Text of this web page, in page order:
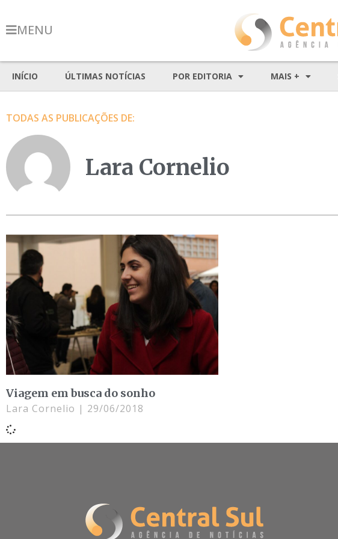
MENU
INÍCIO ÚLTIMAS NOTÍCIAS POR EDITORIA MAIS +
TODAS AS PUBLICAÇÕES DE:
Lara Cornelio
Viagem em busca do sonho
Lara Cornelio 29/06/2018